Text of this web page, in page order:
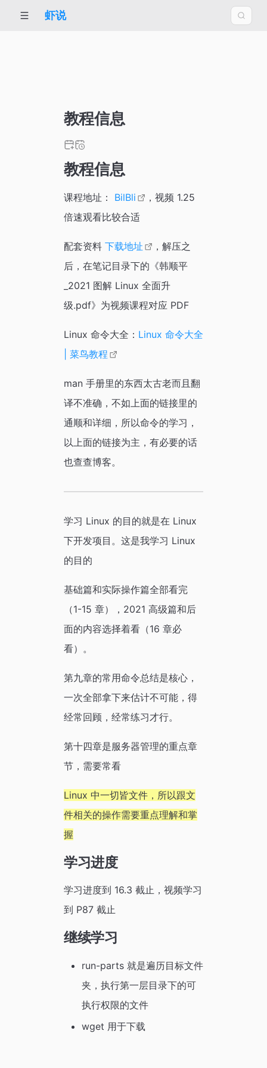
虾说
教程信息
教程信息
课程地址： BilBli
，视频 1.25
倍速观看比较合适
配套资料 下载地址
，解压之
后，在笔记目录下的《韩顺平
_2021 图解 Linux 全面升
级.pdf》为视频课程对应 PDF
Linux 命令大全： Linux 命令大全
| 菜鸟教程
man 手册里的东西太古老而且翻
译不准确，不如上面的链接里的
通顺和详细，所以命令的学习，
以上面的链接为主，有必要的话
也查查博客。
学习 Linux 的目的就是在 Linux
下开发项目。这是我学习 Linux
的目的
基础篇和实际操作篇全部看完
（1-15 章），2021 高级篇和后
面的内容选择着看（16 章必
看）。
第九章的常用命令总结是核心，
一次全部拿下来估计不可能，得
经常回顾，经常练习才行。
第十四章是服务器管理的重点章
节，需要常看
Linux 中一切皆文件，所以跟文
件相关的操作需要重点理解和掌
握
学习进度
学习进度到 16.3 截止，视频学习
到 P87 截止
继续学习
run-parts 就是遍历目标文件
夹，执行第一层目录下的可
执行权限的文件
wget 用于下载